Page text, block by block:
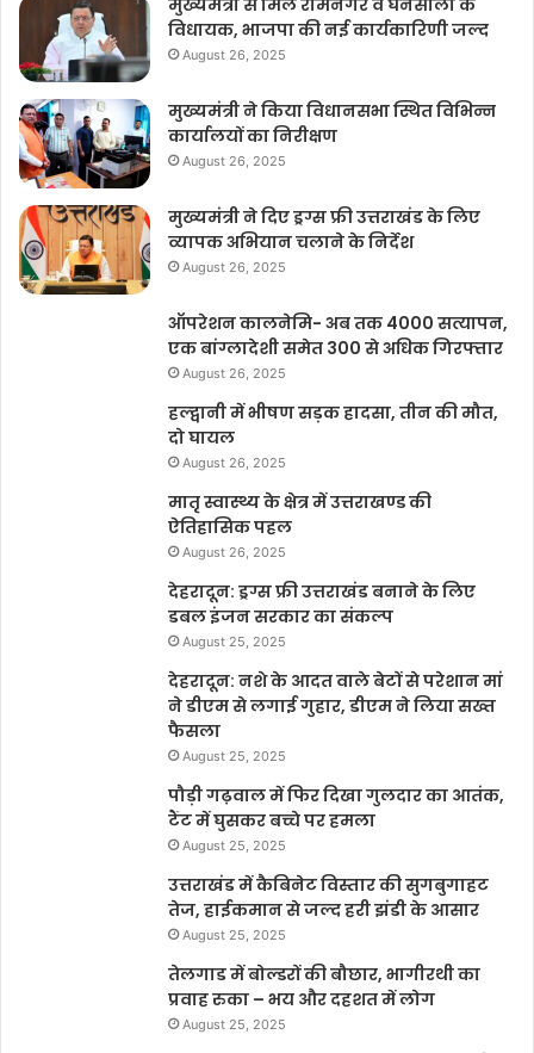
विधायक, भाजपा की नई कार्यकारिणी जल्द
August 26, 2025
मुख्यमंत्री ने किया विधानसभा स्थित विभिन्न
कार्यालयों का निरीक्षण
August 26, 2025
मुख्यमंत्री ने दिए ड्रग्स फ्री उत्तराखंड के लिए
व्यापक अभियान चलाने के निर्देश
August 26, 2025
ऑपरेशन कालनेमि- अब तक 4000 सत्यापन,
एक बांग्लादेशी समेत 300 से अधिक गिरफ्तार
August 26, 2025
हल्द्वानी में भीषण सड़क हादसा, तीन की मौत,
दो घायल
August 26, 2025
मातृ स्वास्थ्य के क्षेत्र में उत्तराखण्ड की
ऐतिहासिक पहल
August 26, 2025
देहरादून: ड्रग्स फ्री उत्तराखंड बनाने के लिए
डबल इंजन सरकार का संकल्प
August 25, 2025
देहरादून: नशे के आदत वाले बेटों से परेशान मां
ने डीएम से लगाई गुहार, डीएम ने लिया सख्त
फैसला
August 25, 2025
पौड़ी गढ़वाल में फिर दिखा गुलदार का आतंक,
टैंट में घुसकर बच्चे पर हमला
August 25, 2025
उत्तराखंड में कैबिनेट विस्तार की सुगबुगाहट
तेज, हाईकमान से जल्द हरी झंडी के आसार
August 25, 2025
तेलगाड में बोल्डरों की बौछार, भागीरथी का
प्रवाह रुका – भय और दहशत में लोग
August 25, 2025